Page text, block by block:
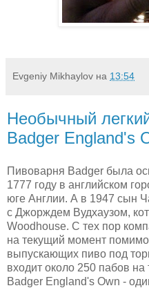
Evgeniy Mikhaylov на 13:54
Необычный
Badger England's
Пивоварня Badger была
1777 году в английском
юге Англии. А в 1947 сын
с Джорждем Вудхаузом,
Woodhouse. С тех пор
на текущий момент
выпускающих пиво под
входит около 250 пабов на
Badger England's Own -